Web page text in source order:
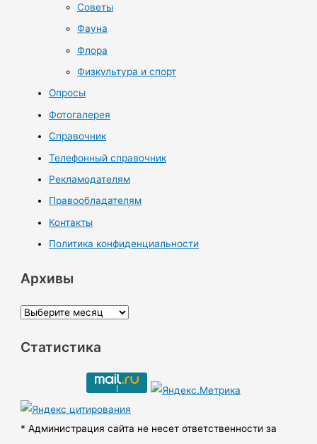
Советы
Фауна
Флора
Физкультура и спорт
Опросы
Фотогалерея
Справочник
Телефонный справочник
Рекламодателям
Правообладателям
Контакты
Политика конфиденциальности
Архивы
А
х
ы
Статистика
* Администрация сайта не несет ответственности за